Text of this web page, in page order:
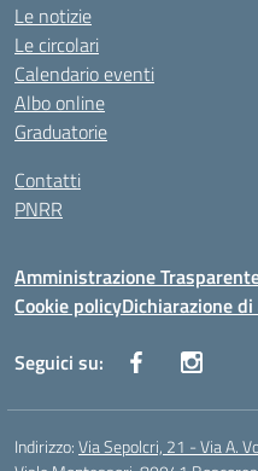
Le notizie
Le circolari
Calendario eventi
Albo online
Graduatorie
Contatti
PNRR
Amministrazione
Cookie policyDichiarazione
Seguici su:
Indirizzo:Via Sepolcri, 21 - Via A.